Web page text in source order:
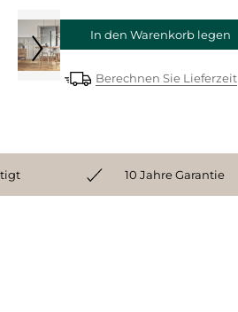
In den Warenkorb legen
Berechnen Sie Lieferzeit
10 Jahre Garantie